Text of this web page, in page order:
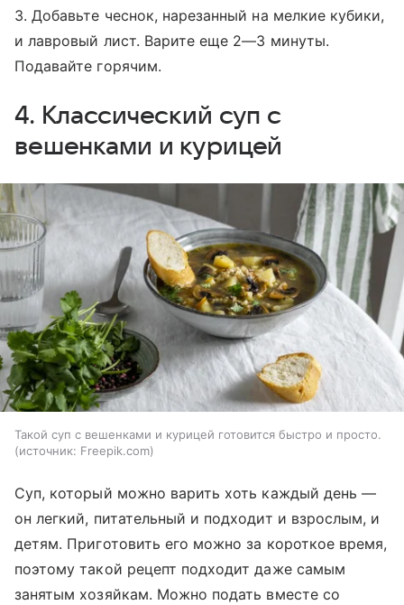
3. Добавьте чеснок, нарезанный на мелкие кубики,
и лавровый лист. Варите еще 2—3 минуты.
Подавайте горячим.
4. Классический суп с
вешенками и курицей
Такой суп с вешенками и курицей готовится быстро и просто.
источник: Freepik.com
Суп, который можно варить хоть каждый день —
он легкий, питательный и подходит и взрослым, и
детям. Приготовить его можно за короткое время,
поэтому такой рецепт подходит даже самым
занятым хозяйкам. Можно подать вместе со